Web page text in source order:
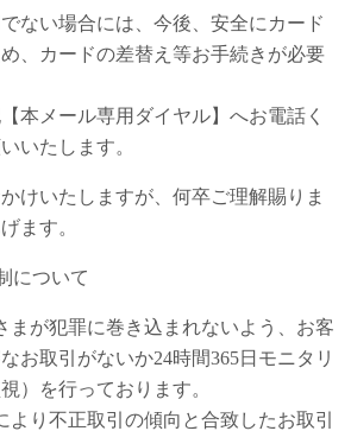
ない場合には、今後、安全にカード
、カードの差替え等お手続きが必要
本メール専用ダイヤル】へお電話く
いたします。
けいたしますが、何卒ご理解賜りま
ます。
について
まが犯罪に巻き込まれないよう、お客
お取引がないか24時間365日モニタリ
）を行っております。
より不正取引の傾向と合致したお取引